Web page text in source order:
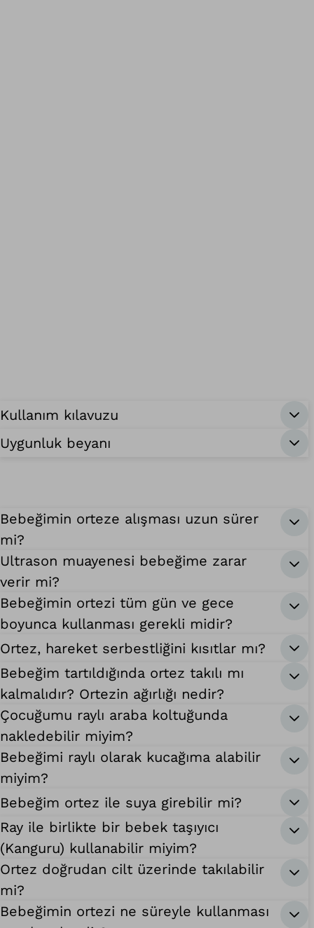
Kullanım kılavuzu
Uygunluk beyanı
Bebeğimin orteze alışması uzun sürer
mi?
Ultrason muayenesi bebeğime zarar
verir mi?
Bebeğimin ortezi tüm gün ve gece
boyunca kullanması gerekli midir?
Ortez, hareket serbestliğini kısıtlar mı?
Bebeğim tartıldığında ortez takılı mı
kalmalıdır? Ortezin ağırlığı nedir?
Çocuğumu raylı araba koltuğunda
nakledebilir miyim?
Bebeğimi raylı olarak kucağıma alabilir
miyim?
Bebeğim ortez ile suya girebilir mi?
Ray ile birlikte bir bebek taşıyıcı
(Kanguru) kullanabilir miyim?
Ortez doğrudan cilt üzerinde takılabilir
mi?
Bebeğimin ortezi ne süreyle kullanması